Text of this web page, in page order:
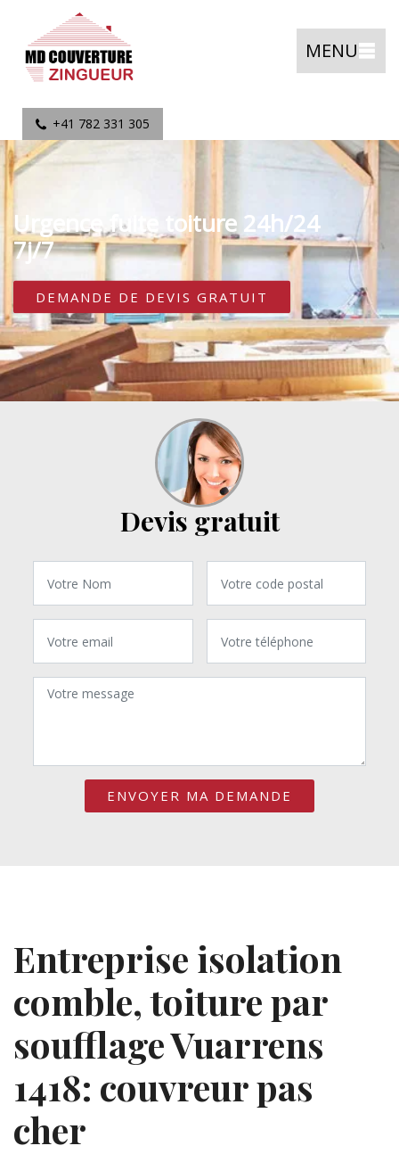
MENU
+41 782 331 305
Urgence fuite toiture 24h/24
7j/7
DEMANDE DE DEVIS GRATUIT
Devis gratuit
Entreprise isolation
comble, toiture par
soufflage Vuarrens
1418: couvreur pas
cher